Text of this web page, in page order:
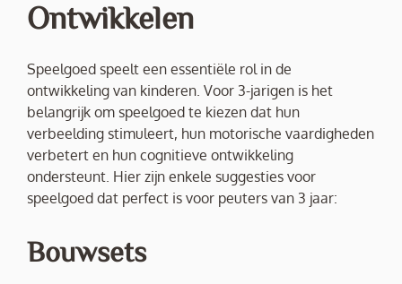
Ontwikkelen
Speelgoed speelt een essentiële rol in de
ontwikkeling van kinderen. Voor 3-jarigen is het
belangrijk om speelgoed te kiezen dat hun
verbeelding stimuleert, hun motorische vaardigheden
verbetert en hun cognitieve ontwikkeling
ondersteunt. Hier zijn enkele suggesties voor
speelgoed dat perfect is voor peuters van 3 jaar:
Bouwsets